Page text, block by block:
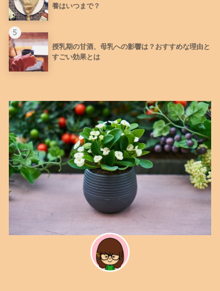
養はいつまで？
5
授乳期の甘酒、母乳への影響は？おすすめな理由と
すごい効果とは